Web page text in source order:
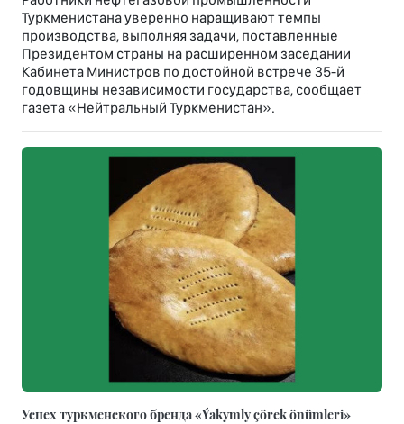
Туркменистана уверенно наращивают темпы
производства, выполняя задачи, поставленные
Президентом страны на расширенном заседании
Кабинета Министров по достойной встрече 35-й
годовщины независимости государства, сообщает
газета «Нейтральный Туркменистан».
Успех туркменского бренда «Ýakymly çörek önümleri»